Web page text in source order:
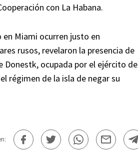
con La Habana.
Miami ocurren justo en
rusos, revelaron la presencia de
Donestk, ocupada por el ejército de
régimen de la isla de negar su